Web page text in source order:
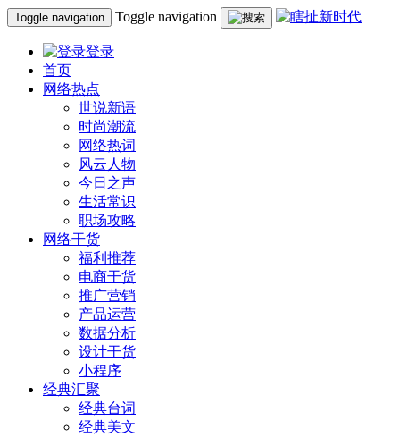
Toggle navigation Toggle navigation
登录
首页
网络热点
世说新语
时尚潮流
网络热词
风云人物
今日之声
生活常识
职场攻略
网络干货
福利推荐
电商干货
推广营销
产品运营
数据分析
设计干货
小程序
经典汇聚
经典台词
经典美文